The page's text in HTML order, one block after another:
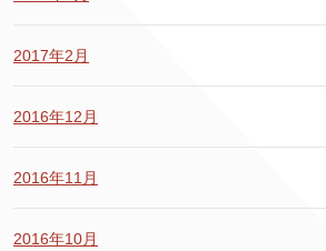
2017年2月
2016年12月
2016年11月
2016年10月